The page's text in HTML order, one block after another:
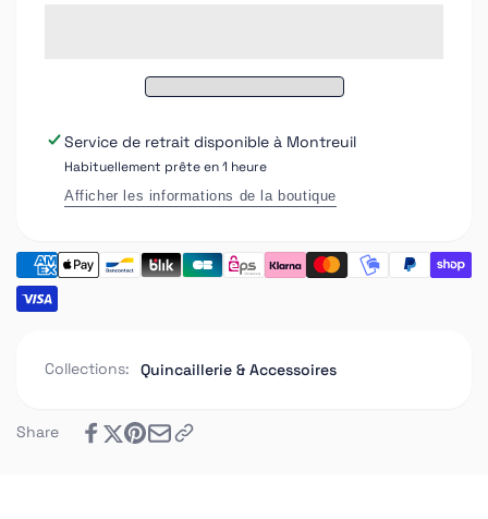
POUR
PANNEAUX
PORTE
RENAULT
DACIA
CLIPS
POUR
DE
PORTE
RENAULT
Service de retrait disponible à Montreuil
Habituellement prête en 1 heure
Afficher les informations de la boutique
Collections: Quincaillerie & Accessoires
Share